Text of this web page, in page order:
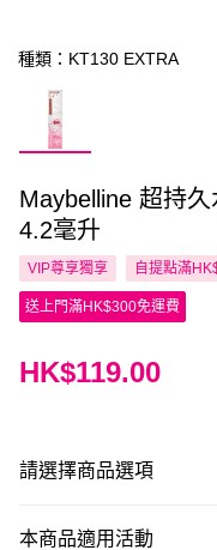
種類：KT130 EXTRA
Maybelline 超持
4.2毫升
VIP尊享獨享 自提點滿
送上門滿HK$300免運費
HK$119.00
請選擇商品選項
本商品適用活動